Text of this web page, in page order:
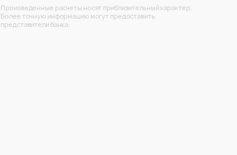
Произведенные расчеты носят приблизительный характер.
Более точную информацию могут предоставить
представители банка.